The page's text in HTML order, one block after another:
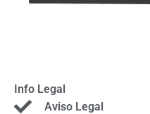
Info Legal
Aviso Legal